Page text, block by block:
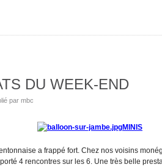
DU WEEK-END
par mbc
MINIS
a frappé fort. Chez nos voisins
4 rencontres sur les 6. Une très belle